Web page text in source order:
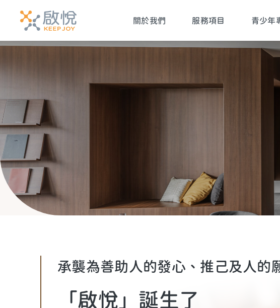
關於我們 服務項目 青少年
承襲為善助人的發心、推己及人的
「 啟悅 」 誕生 了